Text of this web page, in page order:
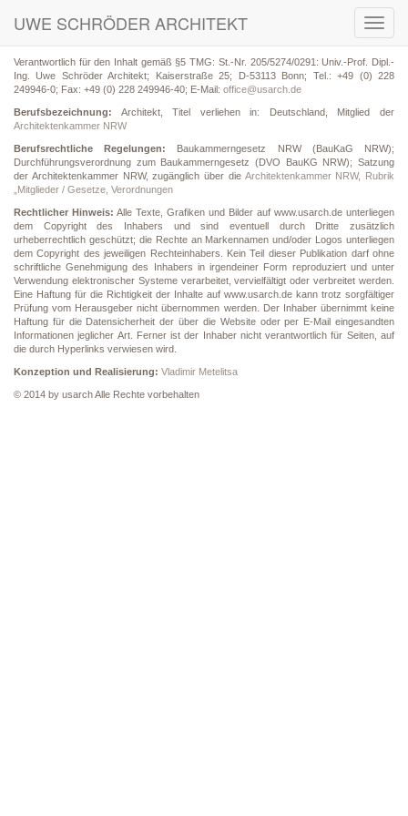
UWE SCHRÖDER ARCHITEKT
Verantwortlich für den Inhalt gemäß §5 TMG: St.-Nr. 205/5274/0291: Univ.-Prof. Dipl.-
Ing. Uwe Schröder Architekt; Kaiserstraße 25; D-53113 Bonn; Tel.: +49 (0) 228
249946-0; Fax: +49 (0) 228 249946-40; E-Mail: office@usarch.de
Berufsbezeichnung: Architekt, Titel verliehen in: Deutschland, Mitglied der
Architektenkammer NRW
Berufsrechtliche Regelungen:
Baukammerngesetz NRW (BauKaG NRW);
Durchführungsverordnung zum Baukammerngesetz (DVO BauKG NRW); Satzung
der Architektenkammer NRW, zugänglich über die Architektenkammer NRW, Rubrik
„Mitglieder / Gesetze, Verordnungen
Rechtlicher Hinweis: Alle Texte, Grafiken und Bilder auf www.usarch.de unterliegen
dem Copyright des Inhabers und sind eventuell durch Dritte zusätzlich
urheberrechtlich geschützt; die Rechte an Markennamen und/oder Logos unterliegen
dem Copyright des jeweiligen Rechteinhabers. Kein Teil dieser Publikation darf ohne
schriftliche Genehmigung des Inhabers in irgendeiner Form reproduziert und unter
Verwendung elektronischer Systeme verarbeitet, vervielfältigt oder verbreitet werden.
Eine Haftung für die Richtigkeit der Inhalte auf www.usarch.de kann trotz sorgfältiger
Prüfung vom Herausgeber nicht übernommen werden. Der Inhaber übernimmt keine
Haftung für die Datensicherheit der über die Website oder per E-Mail eingesandten
Informationen jeglicher Art. Ferner ist der Inhaber nicht verantwortlich für Seiten, auf
die durch Hyperlinks verwiesen wird.
Konzeption und Realisierung: Vladimir Metelitsa
© 2014 by usarch Alle Rechte vorbehalten